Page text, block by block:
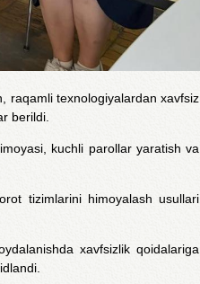
raqamli texnologiyalardan xavfsiz
berildi.
kuchli parollar yaratish va
tizimlarini himoyalash usullari
xavfsizlik qoidalariga